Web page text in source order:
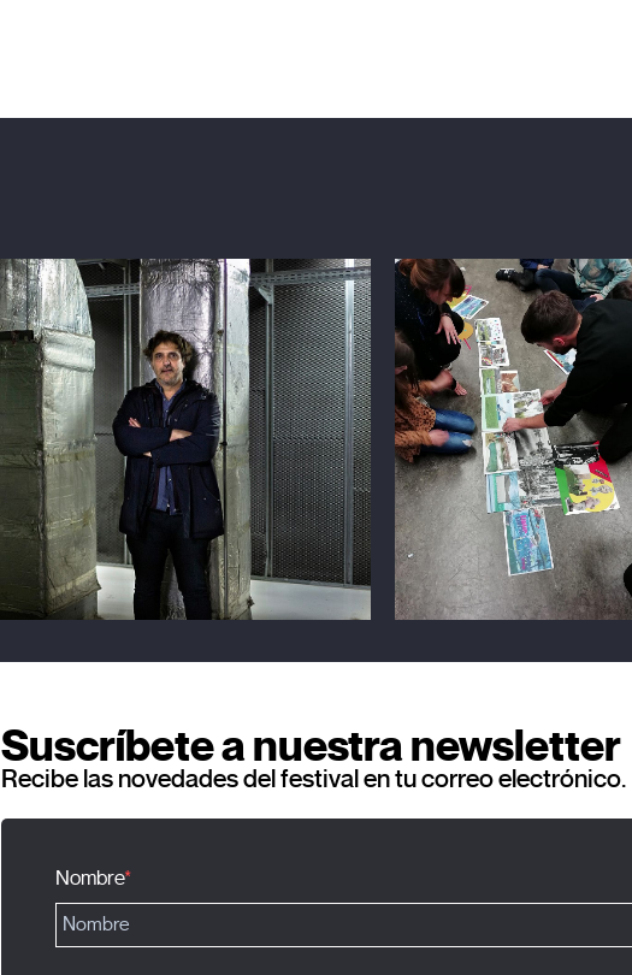
Suscríbete a nuestra newsletter
Recibe las novedades del festival en tu correo electrónico.
Nombre